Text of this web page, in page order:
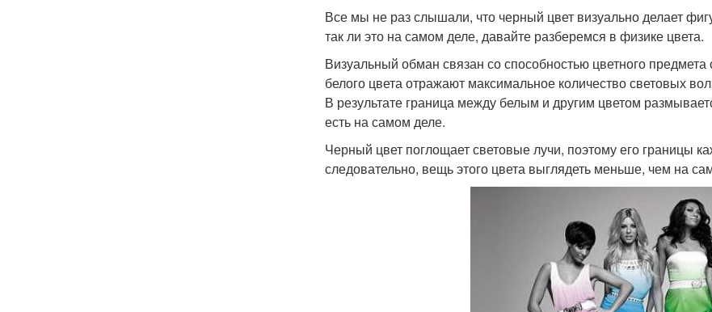
Все мы не раз слышали, что черный цвет визуально делает
так ли это на самом деле, давайте разберемся в физике цвета.
Визуальный обман связан со способностью цветного
белого цвета отражают максимальное количество световых
В результате граница между белым и другим цветом
есть на самом деле.
Черный цвет поглощает световые лучи, поэтому его границы
следовательно, вещь этого цвета выглядеть меньше, чем на